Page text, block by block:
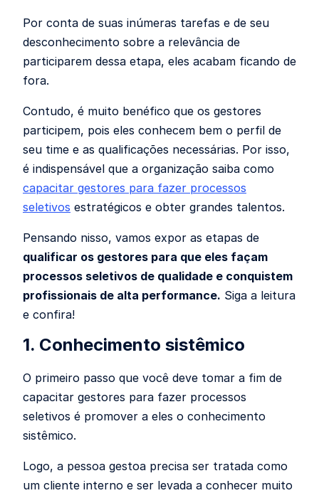
Por conta de suas inúmeras tarefas e de seu
desconhecimento sobre a relevância de
participarem dessa etapa, eles acabam ficando de
fora.
Contudo, é muito benéfico que os gestores
participem, pois eles conhecem bem o perfil de
seu time e as qualificações necessárias. Por isso,
é indispensável que a organização saiba como
capacitar gestores para fazer processos
seletivos estratégicos e obter grandes talentos.
Pensando nisso, vamos expor as etapas de
qualificar os gestores para que eles façam
processos seletivos de qualidade e conquistem
profissionais de alta performance. Siga a leitura
e confira!
1. Conhecimento sistêmico
O primeiro passo que você deve tomar a fim de
capacitar gestores para fazer processos
seletivos é promover a eles o conhecimento
sistêmico.
Logo, a pessoa gestoa precisa ser tratada como
um cliente interno e ser levada a conhecer muito